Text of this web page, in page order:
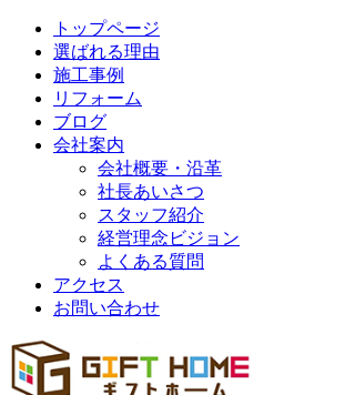
トップページ
選ばれる理由
施工事例
リフォーム
ブログ
会社案内
会社概要・沿革
社長あいさつ
スタッフ紹介
経営理念ビジョン
よくある質問
アクセス
お問い合わせ